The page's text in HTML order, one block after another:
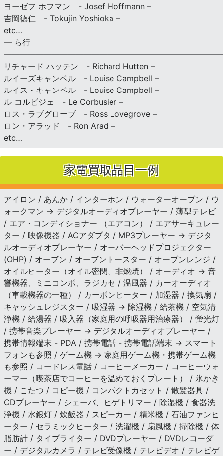
ヨーゼフ ホフマン - Josef Hoffmann –
吉岡徳仁 - Tokujin Yoshioka –
etc…
— ら行
リチャード ハッテン - Richard Hutten –
ルイーズキャンベル - Louise Campbell –
ルイス・キャンベル - Louise Campbell –
ル コルビジェ - Le Corbusier –
ロス・ラブグローブ - Ross Lovegrove –
ロン・アラッド - Ron Arad –
etc…
家電買取品目一例
アイロン / あんか / インターホン / ウォーターオーブン / ウ
ォークマン → デジタルオーディオプレーヤー / 薄型テレビ
/ エア・コンディショナー （エアコン） / エアサーキュレー
ター / 映像機器 / ACアダプタ / MP3プレーヤー → デジタ
ルオーディオプレーヤー / オーバーヘッドプロジェクター
(OHP) / オーブン / オーブントースター / オーブンレンジ /
オイルヒーター（オイル密閉、非燃焼） / オーディオ → 音
響機器、ミニコンポ、ラジカセ / 温風器 / カーオーディオ
（車載機器の一種） / カーボンヒーター / 加湿器 / 換気扇 /
キャッシュレジスター / 吸湿器 → 除湿機 / 給茶機 / 空気清
浄機 / 給湯器 / 吸入器（家庭用の呼吸器用治療器） / 蛍光灯
/ 携帯音楽プレーヤー → デジタルオーディオプレーヤー /
携帯情報端末 - PDA / 携帯電話 - 携帯電話端末 → スマート
フォンも参照 / ゲーム機 → 家庭用ゲーム機・携帯ゲーム機
も参照 / コードレス電話 / コーヒーメーカー / コーヒーウォ
ーマー（喫茶店でコーヒーを温めておくプレート） / 氷かき
機 / こたつ / コピー機 / コンパクトカセット / 散髪器具 /
CDプレーヤー / シェーバ、ヒゲトリマー / 除湿機 / 食器洗
浄機 / 水銀灯 / 炊飯器 / スピーカー / 精米機 / 石油ファンヒ
ーター / セラミックヒーター / 洗濯機 / 扇風機 / 掃除機 / 体
脂肪計 / タイプライター / DVDプレーヤー / DVDレコーダ
ー / デジタルカメラ / テレビ受像機 / テレビデオ / テレビゲ